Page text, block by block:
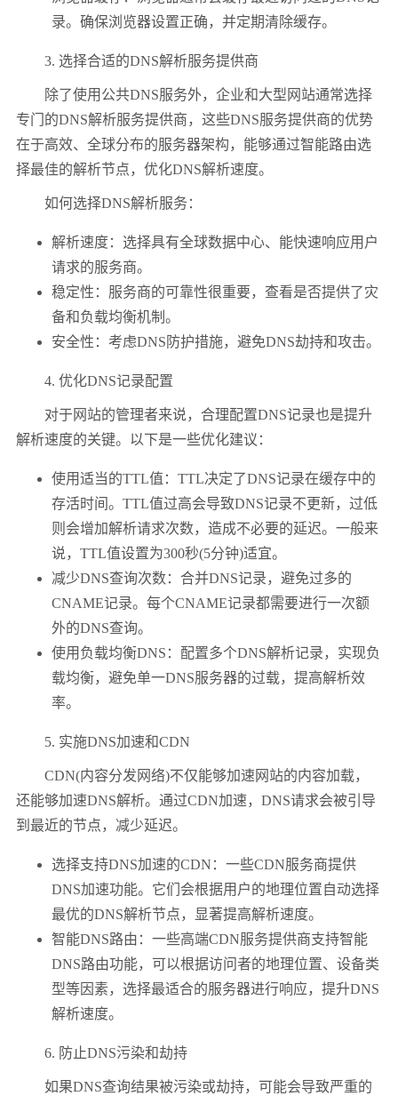
录。确保浏览器设置正确，并定期清除缓存。
3. 选择合适的DNS解析服务提供商
除了使用公共DNS服务外，企业和大型网站通常选择
专门的DNS解析服务提供商，这些DNS服务提供商的优势
在于高效、全球分布的服务器架构，能够通过智能路由选
择最佳的解析节点，优化DNS解析速度。
如何选择DNS解析服务：
解析速度：选择具有全球数据中心、能快速响应用户
请求的服务商。
稳定性：服务商的可靠性很重要，查看是否提供了灾
备和负载均衡机制。
安全性：考虑DNS防护措施，避免DNS劫持和攻击。
4. 优化DNS记录配置
对于网站的管理者来说，合理配置DNS记录也是提升
解析速度的关键。以下是一些优化建议：
使用适当的TTL值：TTL决定了DNS记录在缓存中的
存活时间。TTL值过高会导致DNS记录不更新，过低
则会增加解析请求次数，造成不必要的延迟。一般来
说，TTL值设置为300秒(5分钟)适宜。
减少DNS查询次数：合并DNS记录，避免过多的
CNAME记录。每个CNAME记录都需要进行一次额
外的DNS查询。
使用负载均衡DNS：配置多个DNS解析记录，实现负
载均衡，避免单一DNS服务器的过载，提高解析效
率。
5. 实施DNS加速和CDN
CDN(内容分发网络)不仅能够加速网站的内容加载，
还能够加速DNS解析。通过CDN加速，DNS请求会被引导
到最近的节点，减少延迟。
选择支持DNS加速的CDN：一些CDN服务商提供
DNS加速功能。它们会根据用户的地理位置自动选择
最优的DNS解析节点，显著提高解析速度。
智能DNS路由：一些高端CDN服务提供商支持智能
DNS路由功能，可以根据访问者的地理位置、设备类
型等因素，选择最适合的服务器进行响应，提升DNS
解析速度。
6. 防止DNS污染和劫持
如果DNS查询结果被污染或劫持，可能会导致严重的